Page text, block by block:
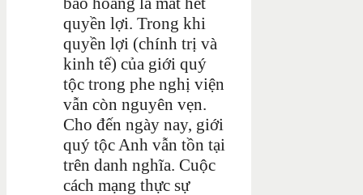
quyền lợi. Trong khi
quyền lợi (chính trị và
kinh tế) của giới quý
tộc trong phe nghị viện
vẫn còn nguyên vẹn.
Cho đến ngày nay, giới
quý tộc Anh vẫn tồn tại
trên danh nghĩa. Cuộc
cách mạng thực sự